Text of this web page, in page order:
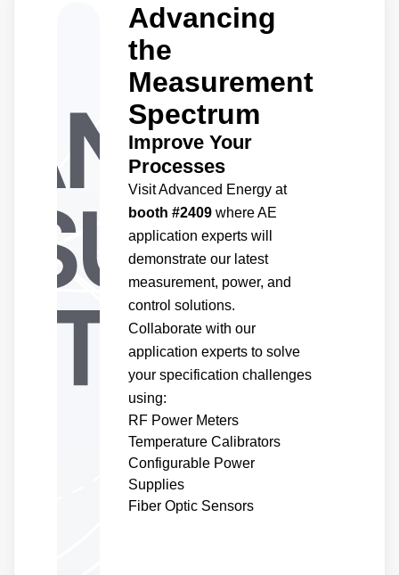
Advancing
the
Measurement
Spectrum
Improve Your
Processes
Visit Advanced Energy at
booth #2409 where AE
application experts will
demonstrate our latest
measurement, power, and
control solutions.
Collaborate with our
application experts to solve
your specification challenges
using:
RF Power Meters
Temperature Calibrators
Configurable Power
Supplies
Fiber Optic Sensors